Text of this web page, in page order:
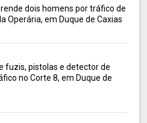
dois homens por tráfico de
Operária, em Duque de Caxias
fuzis, pistolas e detector de
no Corte 8, em Duque de